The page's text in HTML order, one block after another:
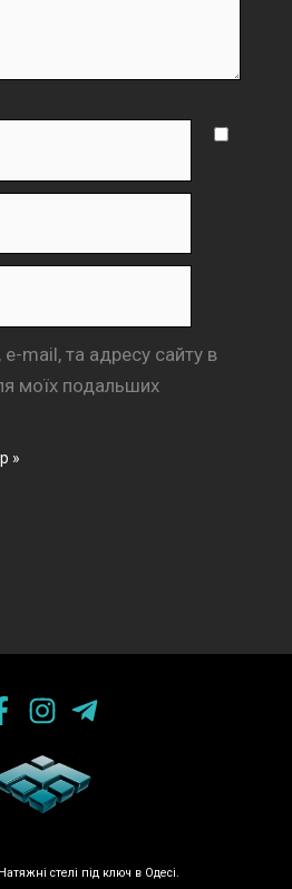
mail, та адресу сайту в
моїх подальших
стелі під ключ в Одесі.